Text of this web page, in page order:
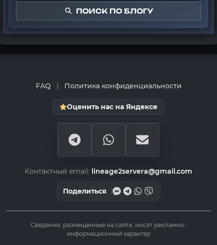
ПОИСК ПО БЛОГУ
FAQ | Политика конфиденциальности
Оценить нас на Яндексе
Контактный email: lineage2servera@gmail.com
Поделиться
Сведения, размещённые на сайте, носят рекламно-
информационный характер